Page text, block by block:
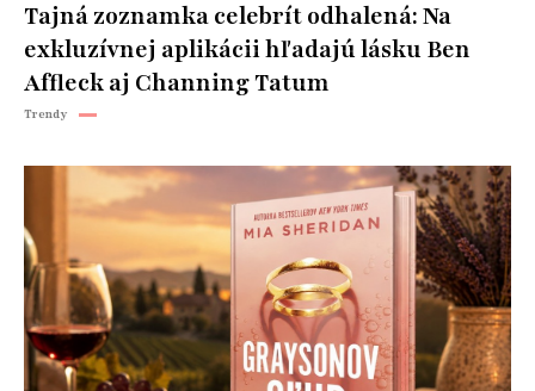
Tajná zoznamka celebrít odhalená: Na
exkluzívnej aplikácii hľadajú lásku Ben
Affleck aj Channing Tatum
Trendy